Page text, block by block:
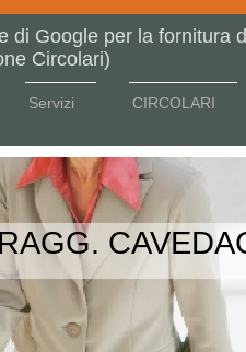
Google per la fornitura
Circolari)
Servizi CIRCOLARI